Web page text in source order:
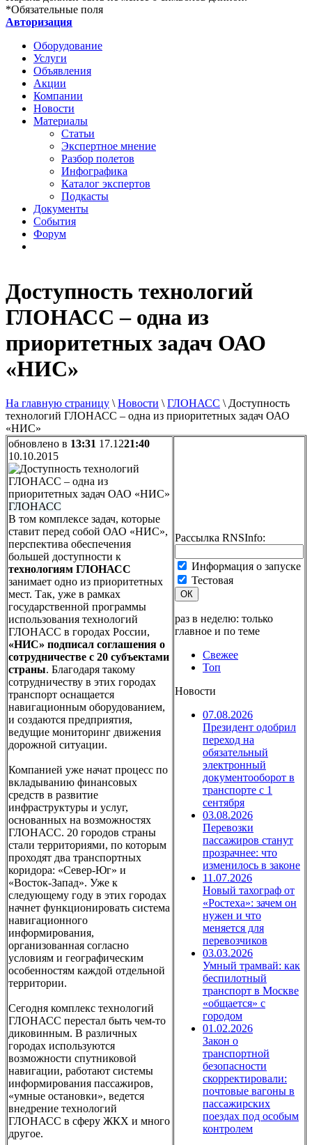
Доступность технологий
ГЛОНАСС – одна из
приоритетных задач ОАО
«НИС»
На главную страницу \ Новости \ ГЛОНАСС \ Доступность
технологий ГЛОНАСС – одна из приоритетных задач ОАО
«НИС»
обновлено в 13:31 17.1221:40
10.10.2015
ГЛОНАСС
В том комплексе задач, которые
ставит перед собой ОАО «НИС»,
перспектива обеспечения
большей доступности к
технологиям ГЛОНАСС
занимает одно из приоритетных
мест. Так, уже в рамках
государственной программы
использования технологий
ГЛОНАСС в городах России,
«НИС» подписал соглашения о
сотрудничестве с 20 субъектами
страны. Благодаря такому
сотрудничеству в этих городах
транспорт оснащается
навигационным оборудованием,
и создаются предприятия,
ведущие мониторинг движения
дорожной ситуации.
Компанией уже начат процесс по
вкладыванию финансовых
средств в развитие
инфраструктуры и услуг,
основанных на возможностях
ГЛОНАСС. 20 городов страны
стали территориями, по которым
проходят два транспортных
коридора: «Север-Юг» и
«Восток-Запад». Уже к
следующему году в этих городах
начнет функционировать система
навигационного
информирования,
организованная согласно
условиям и географическим
особенностям каждой отдельной
территории.
Сегодня комплекс технологий
ГЛОНАСС перестал быть чем-то
диковинным. В различных
городах используются
возможности спутниковой
навигации, работают системы
информирования пассажиров,
«умные остановки», ведется
внедрение технологий
ГЛОНАСС в сферу ЖКХ и много
другое.
Рассылка RNSInfo:
Информация о запуске
Тестовая
ОК
раз в неделю: только
главное и по теме
Свежее
Топ
Новости
07.08.2026
Президент одобрил
переход на
обязательный
электронный
документооборот в
транспорте с 1
сентября
03.08.2026
Перевозки
пассажиров станут
прозрачнее: что
изменилось в законе
11.07.2026
Новый тахограф от
«Ростеха»: зачем он
нужен и что
меняется для
перевозчиков
03.03.2026
Умный трамвай: как
беспилотный
транспорт в Москве
«общается» с
городом
01.02.2026
Закон о
транспортной
безопасности
скорректировали:
почтовые вагоны в
пассажирских
поездах под особым
контролем
*Обязательные поля
Авторизация
Оборудование
Услуги
Объявления
Акции
Компании
Новости
Материалы
Статьи
Экспертное мнение
Разбор полетов
Инфографика
Каталог экспертов
Подкасты
Документы
События
Форум